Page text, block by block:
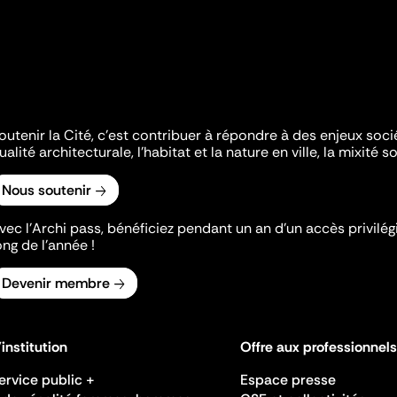
la Cité, c'est contribuer à répondre à des enjeux
architecturale, l'habitat et la nature en ville, la mixité
Nous soutenir
l’Archi pass, bénéficiez pendant un an d’un accès
de l’année !
Devenir membre
public +
Offre aux professionnels
Espace presse